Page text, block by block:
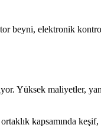
beyni, elektronik
Yüksek maliyetler,
kapsamında keşif,